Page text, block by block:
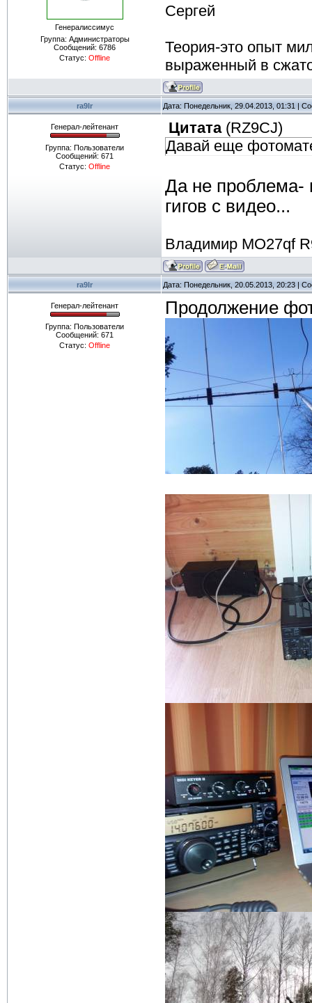
Генералиссимус
Группа: Администраторы
Сообщений: 6786
Статус: Offline
Сергей
Теория-это опыт
выраженный в
ra9lr Дата: Понедельник, 29.04.2013, 01:31 |
Генерал-лейтенант
Группа: Пользователи
Сообщений: 671
Статус: Offline
Цитата(RZ9CJ)
Давай еще
Да не
гигов с видео...
Владимир MO27qf
ra9lr Дата: Понедельник, 20.05.2013, 20:23 |
Генерал-лейтенант
Группа: Пользователи
Сообщений: 671
Статус: Offline
Продолжение